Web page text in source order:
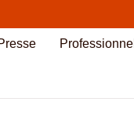
Professionnel